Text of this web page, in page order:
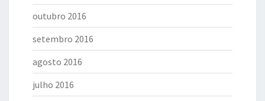
outubro 2016
setembro 2016
agosto 2016
julho 2016